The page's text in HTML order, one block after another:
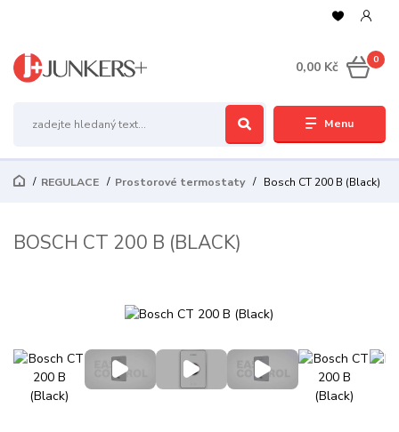
Menu
0
0,00 Kč
REGULACE Prostorové termostaty Bosch CT 200 B (Black)
BOSCH CT 200 B (BLACK)